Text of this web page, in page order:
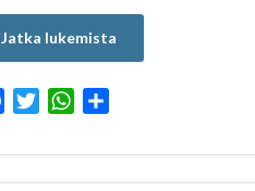
Jatka lukemista
c
e
i
t
W
a
t
a
r